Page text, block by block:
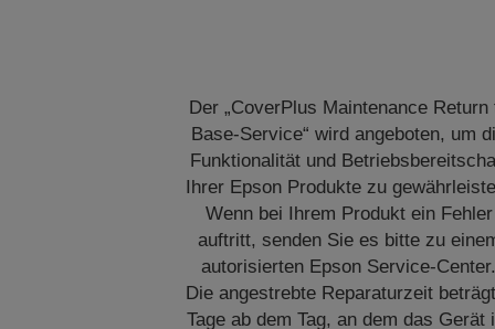
Der „CoverPlus Maintenance Return
Base-Service“ wird angeboten, um
Funktionalität und
Ihrer Epson Produkte zu
Wenn bei Ihrem Produkt ein Fehler
auftritt, senden Sie es bitte zu
autorisierten Epson Service-Center.
Die angestrebte Reparaturzeit
Tage ab dem Tag, an dem das Gerät